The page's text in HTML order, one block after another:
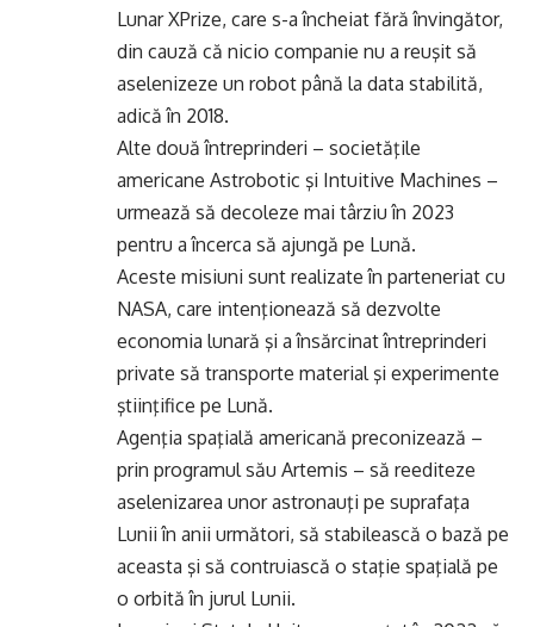
Lunar XPrize, care s-a încheiat fără învingător,
din cauză că nicio companie nu a reuşit să
aselenizeze un robot până la data stabilită,
adică în 2018.
Alte două întreprinderi – societăţile
americane Astrobotic şi Intuitive Machines –
urmează să decoleze mai târziu în 2023
pentru a încerca să ajungă pe Lună.
Aceste misiuni sunt realizate în parteneriat cu
NASA, care intenţionează să dezvolte
economia lunară şi a însărcinat întreprinderi
private să transporte material şi experimente
ştiinţifice pe Lună.
Agenţia spaţială americană preconizează –
prin programul său Artemis – să reediteze
aselenizarea unor astronauţi pe suprafaţa
Lunii în anii următori, să stabilească o bază pe
aceasta şi să contruiască o staţie spaţială pe
o orbită în jurul Lunii.